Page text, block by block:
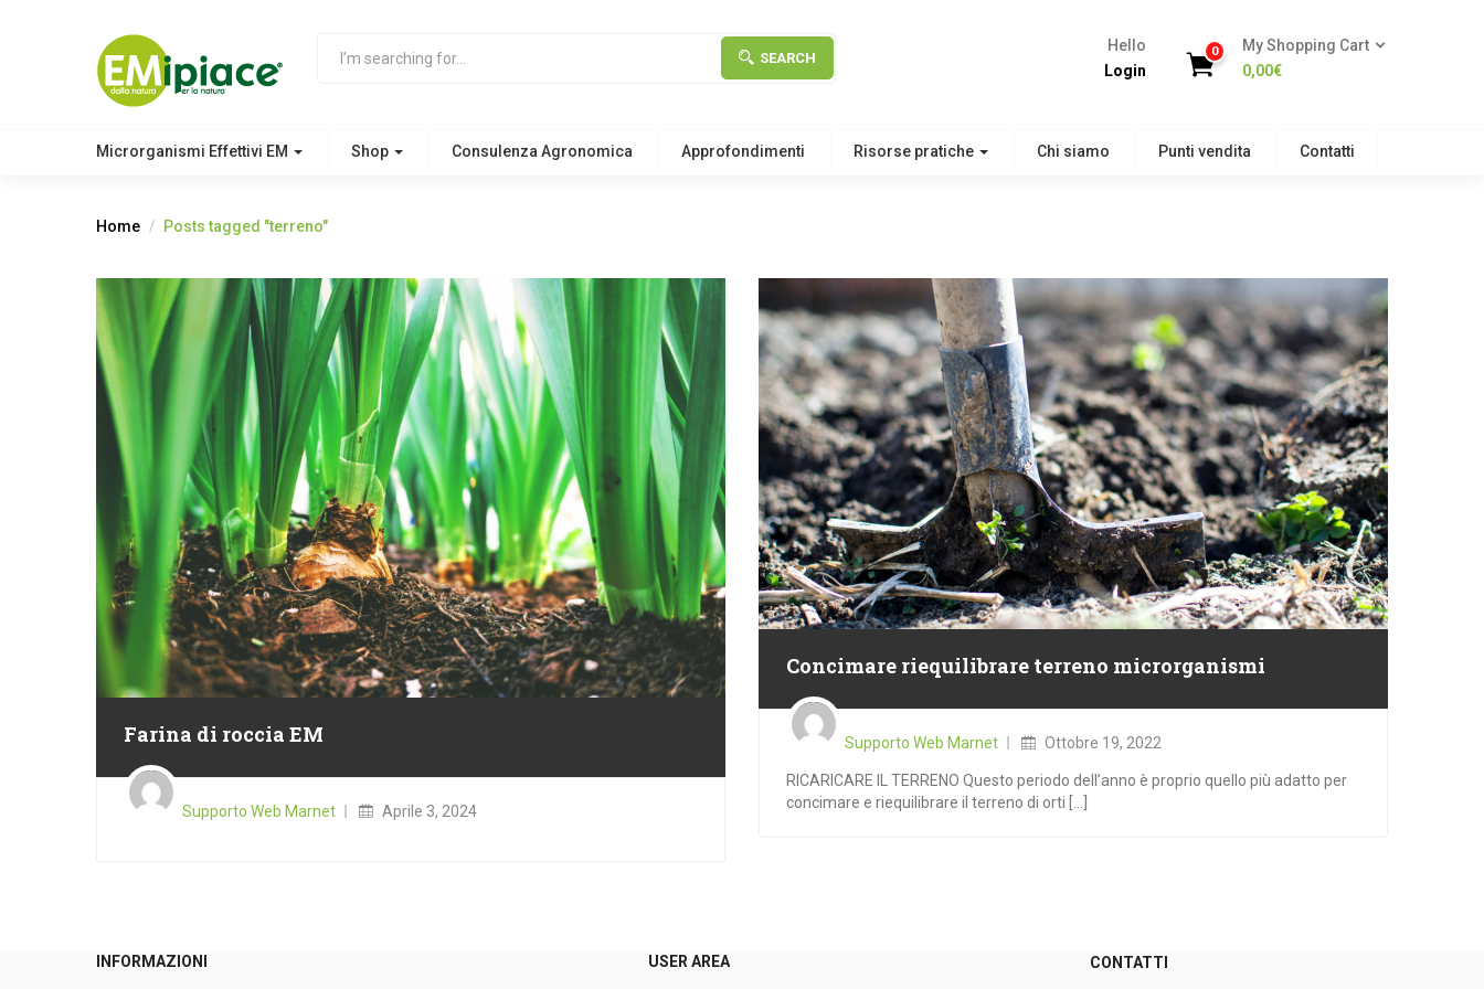
SEARCH
Hello
Login
0
My Shopping Cart
0,00€
Microrganismi Effettivi EM Shop Consulenza Agronomica Approfondimenti Risorse pratiche Chi siamo Punti vendita Contatti
Home Posts tagged "terreno"
Farina di roccia EM
Supporto Web Marnet
Posted
Aprile 3, 2024
Concimare riequilibrare terreno microrganismi
Supporto Web Marnet
Posted
on
Ottobre 19, 2022
RICARICARE IL TERRENO Questo periodo dell’anno è proprio quello più adatto per
concimare e riequilibrare il terreno di orti [...]
INFORMAZIONI USER AREA CONTATTI